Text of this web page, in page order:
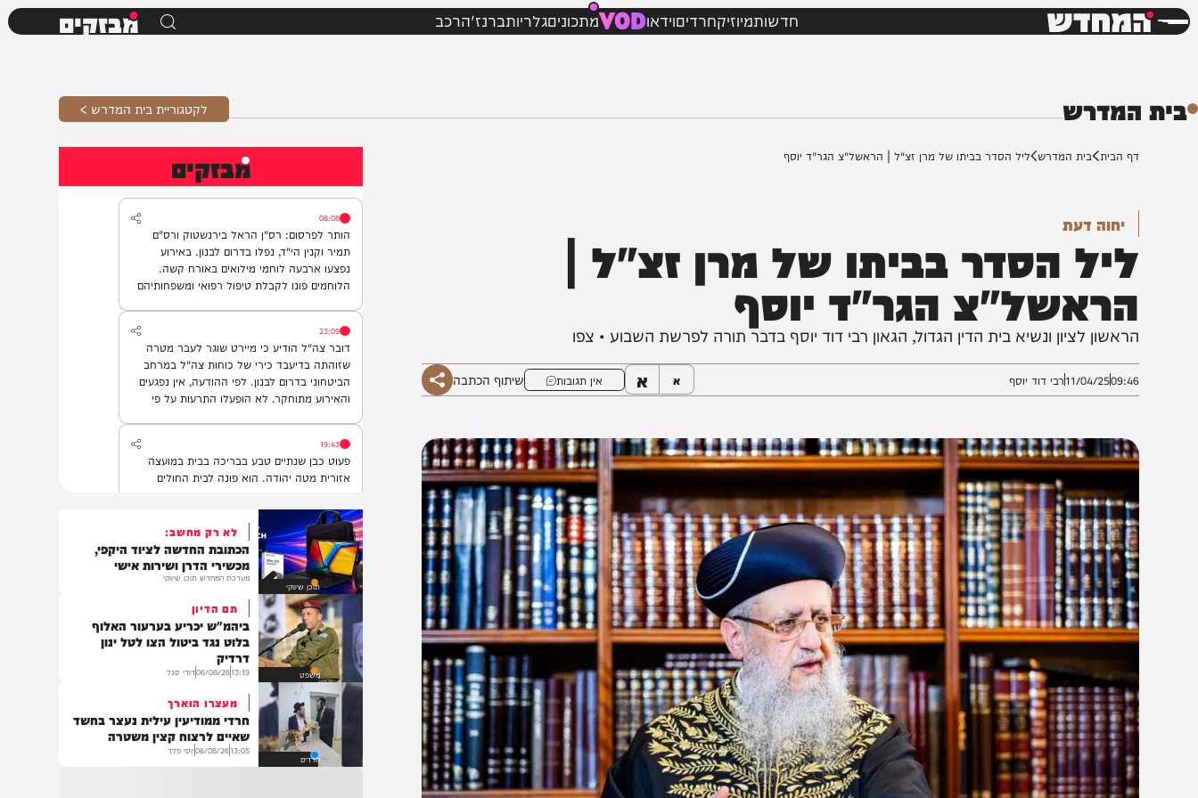
חדשותמיוזיקחרדיםוידאוVODמתכוניםגלריותברנז'הרכב מבזקים
לקטגוריית בית המדרש >
בית המדרש ליל הסדר בביתו של מרן זצ"ל | הראשל"צ הגר"ד יוסף
יחוה דעת
הסדר בביתו של מרן זצ"ל |
הגר"ד יוסף
לציון ונשיא בית הדין הגדול, הגאון רבי דוד יוסף בדבר תורה לפרשת השבוע • צפו
11/04/25רבי דוד יוסף א א אין תגובות שיתוף הכתבה
מבזקים
08:08
הותר לפרסום: רס"ן הראל בירנשטוק ורס"ם
תמיר וקנין הי"ד, נפלו בדרום לבנון. באירוע
נפצעו ארבעה לוחמי מילואים באורח קשה.
הלוחמים פונו לקבלת טיפול רפואי ומשפחותיהם
עודכנו.
23:09
דובר צה"ל הודיע כי מיירט שוגר לעבר מטרה
שזוהתה בדיעבד כירי של כוחות צה"ל במרחב
הביטחוני בדרום לבנון. לפי ההודעה, אין נפגעים
והאירוע מתוחקר. לא הופעלו התרעות על פי
המדיניות.
19:43
פעוט כבן שנתיים טבע בבריכה בבית במועצה
הדסה עין כרם, במצב בינוני.
18:22
משרד הביטחון, צה"ל והתעשייה האווירית ביצעו
ניסוי מתוכנן מראש במערכת ההגנה האווירית
'חץ'.
דובר צה"ל: בתגובה להפרה בוטה של ארגון
הטרור חיזבאללה, צה"ל החל בתקיפות
ממוקדות במרחב דרום לבנון.
תוכן שיווקי
לא רק מחשב:
הכתובת החדשה לציוד היקפי,
מכשירי הדרן ושירות אישי
מערכת המחדש תוכן שיווקי
משפט
תם הדיון
ביהמ"ש יכריע בערעור האלוף
בלוט נגד ביטול הצו לטל ינון
דרדיק
13:19
06/08/26 דודי סגל
מעצרו הוארך
חרדי ממודיעין עילית נעצר בחשד